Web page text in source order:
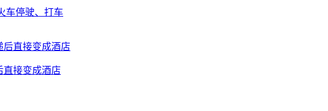
车停驶、打车
直接变成酒店